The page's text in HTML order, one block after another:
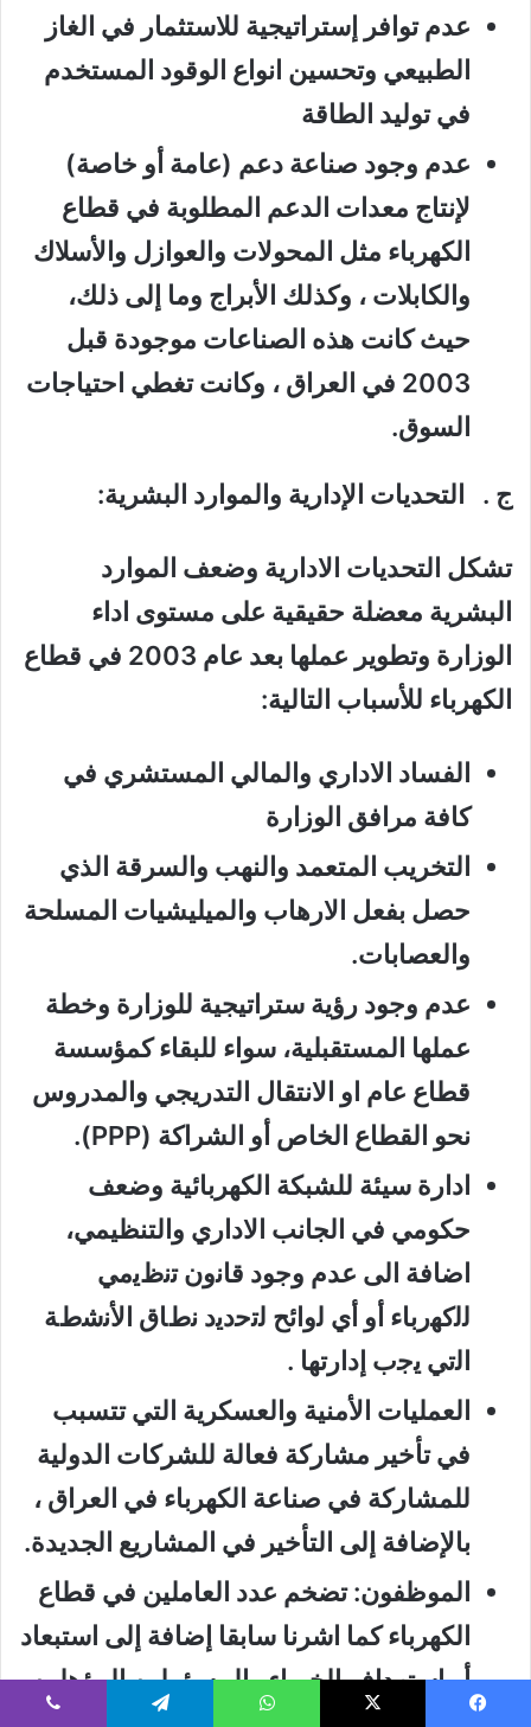
عدم توافر إستراتيجية للاستثمار في الغاز
الطبيعي وتحسين انواع الوقود المستخدم
في توليد الطاقة
عدم وجود صناعة دعم (عامة أو خاصة)
لإنتاج معدات الدعم المطلوبة في قطاع
الكهرباء مثل المحولات والعوازل والأسلاك
والكابلات ، وكذلك الأبراج وما إلى ذلك،
حيث كانت هذه الصناعات موجودة قبل
2003 في العراق ، وكانت تغطي احتياجات
السوق.
ج . التحديات الإدارية والموارد البشرية:
تشكل التحديات الادارية وضعف الموارد
البشرية معضلة حقيقية على مستوى اداء
الوزارة وتطوير عملها بعد عام 2003 في قطاع
الكهرباء للأسباب التالية:
الفساد الاداري والمالي المستشري في
كافة مرافق الوزارة
التخريب المتعمد والنهب والسرقة الذي
حصل بفعل الارهاب والميليشيات المسلحة
والعصابات.
عدم وجود رؤية ستراتيجية للوزارة وخطة
عملها المستقبلية، سواء للبقاء كمؤسسة
قطاع عام او الانتقال التدريجي والمدروس
نحو القطاع الخاص أو الشراكة (PPP).
ادارة سيئة للشبكة الكهربائية وضعف
حكومي في الجانب الاداري والتنظيمي،
اضافة الى عدم وجود ﻗﺎﻧون ﺗﻧظﯾﻣﻲ
ﻟﻟﮐﮭرﺑﺎء أو أي ﻟواﺋﺢ ﻟﺗﺣدﯾد ﻧطﺎق اﻷﻧﺷطﺔ
اﻟﺗﻲ ﯾﺟب إدارﺗﮭﺎ .
العمليات الأمنية والعسكرية التي تتسبب
في تأخير مشاركة فعالة للشركات الدولية
للمشاركة في صناعة الكهرباء في العراق ،
بالإضافة إلى التأخير في المشاريع الجديدة.
الموظفون: تضخم عدد العاملين في قطاع
الكهرباء كما اشرنا سابقا إضافة إلى استبعاد
أو استهداف الخبراء والمسؤولين المؤهلين